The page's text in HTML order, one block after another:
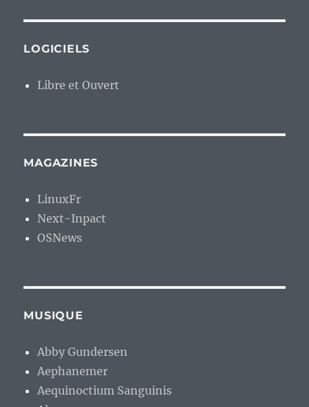
LOGICIELS
Libre et Ouvert
MAGAZINES
LinuxFr
Next-Inpact
OSNews
MUSIQUE
Abby Gundersen
Aephanemer
Aequinoctium Sanguinis